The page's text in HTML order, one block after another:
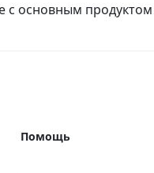
с основным
Помощь